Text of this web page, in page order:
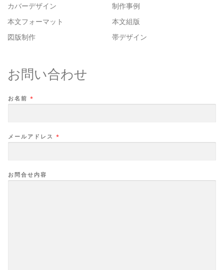
カバーデザイン
制作事例
本文フォーマット
本文組版
図版制作
帯デザイン
お問い合わせ
お名前 *
メールアドレス *
お問合せ内容